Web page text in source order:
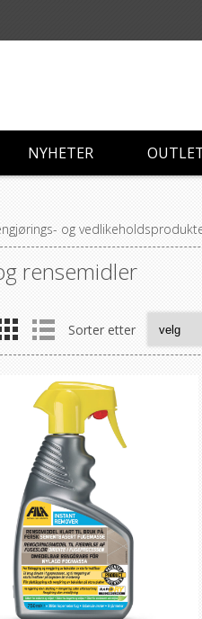
NYHETER
og
rensemidler
Sorter etter